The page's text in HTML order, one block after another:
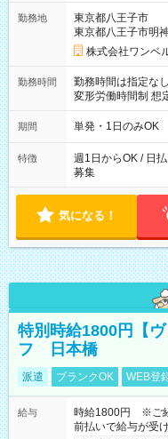
勤務地
東京都八王子市
東京都八王子市明
株式会社ワンベ
勤務時間
勤務時間は指定なし
変形労働時間制 想定労働時間
～21：00
期間 単発・1日のみOK
特徴
週1日からOK / 日
募集
気になる！
特別時給1800円【
フ 日本橋
派遣 ブランクOK WEB登
給与
時給1800円 ※ご経
前払いで給与が受